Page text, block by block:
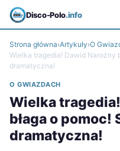
Disco-Polo.info
Strona główna›Artykuły›O
Wielka tragedia! Dawid Narożny
dramatyczna!
O GWIAZDACH
Wielka
błaga o pomoc!
dramatyczna!